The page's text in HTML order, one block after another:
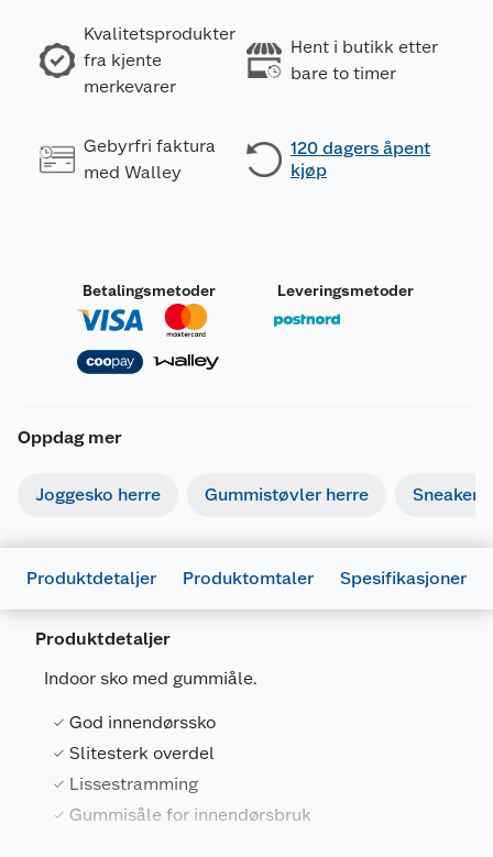
Kvalitetsprodukter
fra kjente
merkevarer
Hent i butikk etter
bare to timer
Gebyrfri faktura
med Walley
120 dagers åpent
kjøp
Betalingsmetoder Leveringsmetoder
Oppdag mer
Joggesko herre Gummistøvler herre Sneakers
Produktdetaljer Produktomtaler Spesifikasjoner
Produktdetaljer
Indoor sko med gummiåle.
God innendørssko
Slitesterk overdel
Lissestramming
Gummisåle for innendørsbruk
Leverandørens artikkelnummer
Farge